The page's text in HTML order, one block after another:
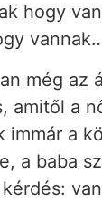
hogy
még az
amitől a
immár a
a baba